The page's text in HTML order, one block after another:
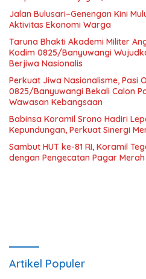
Jalan Bulusari–Genengan Kini
Aktivitas Ekonomi Warga
Taruna Bhakti Akademi Militer
Kodim 0825/Banyuwangi
Berjiwa Nasionalis
Perkuat Jiwa Nasionalisme, Pasi
0825/Banyuwangi Bekali Calon
Wawasan Kebangsaan
Babinsa Koramil Srono Hadiri
Kepundungan, Perkuat Sinergi
Sambut HUT ke-81 RI, Koramil
dengan Pengecatan Pagar Merah
Artikel Populer